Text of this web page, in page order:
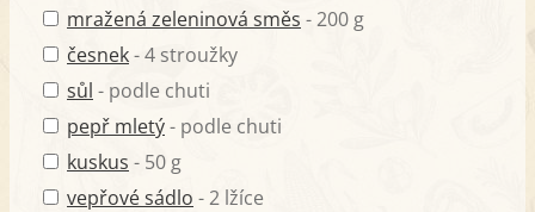
mražená zeleninová směs - 200 g
česnek- 4 stroužky
sůl - podle chuti
pepř mletý- podle chuti
kuskus - 50 g
vepřové sádlo - 2 lžíce